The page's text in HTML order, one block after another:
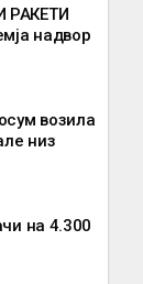
РАКЕТИ
надвор
возила
низ
на 4.300